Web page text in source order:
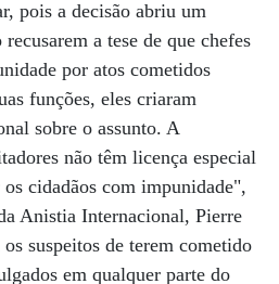
pois a decisão abriu um
a tese de que chefes
por atos cometidos
funções, eles criaram
sobre o assunto. A
não têm licença especial
cidadãos com impunidade",
Anistia Internacional, Pierre
suspeitos de terem cometido
em qualquer parte do